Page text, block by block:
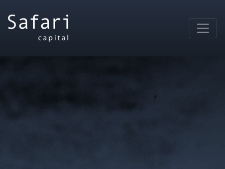
Main Navigation